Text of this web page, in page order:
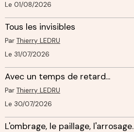
Le 01/08/2026
Tous les invisibles
Par Thierry LEDRU
Le 31/07/2026
Avec un temps de retard...
Par Thierry LEDRU
Le 30/07/2026
L'ombrage, le paillage, l'arrosage.